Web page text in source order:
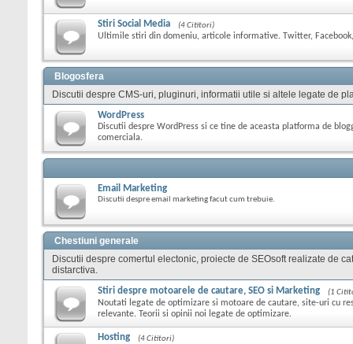
Stiri Social Media (4 Cititori)
Ultimile stiri din domeniu, articole informative. Twitter,
Blogosfera
Discutii despre CMS-uri, pluginuri, informatii utile si altele legate de
WordPress
Discutii despre WordPress si ce tine de aceasta platforma de
comerciala.
Email Marketing
Discutii despre email marketing facut cum trebuie.
Chestiuni generale
Discutii despre comertul electonic, proiecte de SEOsoft realizate de
distarctiva.
Stiri despre motoarele de cautare, SEO si Marketing (1
Noutati legate de optimizare si motoare de cautare, site-uri cu
relevante. Teorii si opinii noi legate de optimizare.
Hosting (4 Cititori)